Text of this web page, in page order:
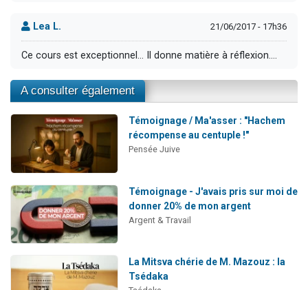
Lea L. 21/06/2017 - 17h36
Ce cours est exceptionnel... Il donne matière à réflexion....
A consulter également
Témoignage / Ma'asser : "Hachem
récompense au centuple !"
Pensée Juive
Témoignage - J'avais pris sur moi de
donner 20% de mon argent
Argent & Travail
La Mitsva chérie de M. Mazouz : la
Tsédaka